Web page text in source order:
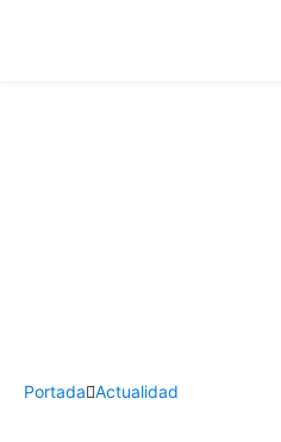
Portada Actualidad